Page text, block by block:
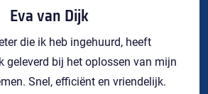
Eva van Dijk
die ik heb ingehuurd, heeft
geleverd bij het oplossen van mijn
Snel, efficiënt en vriendelijk.